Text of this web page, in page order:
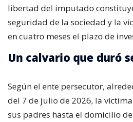
libertad del imputado
seguridad de la sociedad y la
en cuatro meses el plazo de
Un calvario que duró
Según el ente persecutor,
del 7 de julio de 2026, la
sus padres hasta el domicilio